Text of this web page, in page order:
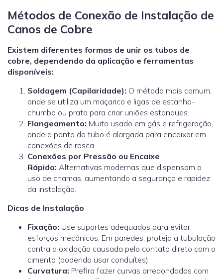
Métodos de Conexão de Instalação de
Canos de Cobre
Existem diferentes formas de unir os tubos de
cobre, dependendo da aplicação e ferramentas
disponíveis:
Soldagem (Capilaridade): O método mais comum,
onde se utiliza um maçarico e ligas de estanho-
chumbo ou prata para criar uniões estanques.
Flangeamento: Muito usado em gás e refrigeração,
onde a ponta do tubo é alargada para encaixar em
conexões de rosca.
Conexões por Pressão ou Encaixe
Rápido: Alternativas modernas que dispensam o
uso de chamas, aumentando a segurança e rapidez
da instalação.
Dicas de Instalação
Fixação: Use suportes adequados para evitar
esforços mecânicos. Em paredes, proteja a tubulação
contra a oxidação causada pelo contato direto com o
cimento (podendo usar conduítes).
Curvatura: Prefira fazer curvas arredondadas com